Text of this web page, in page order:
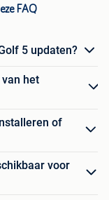
FAQ
5 updaten?
het
of
voor